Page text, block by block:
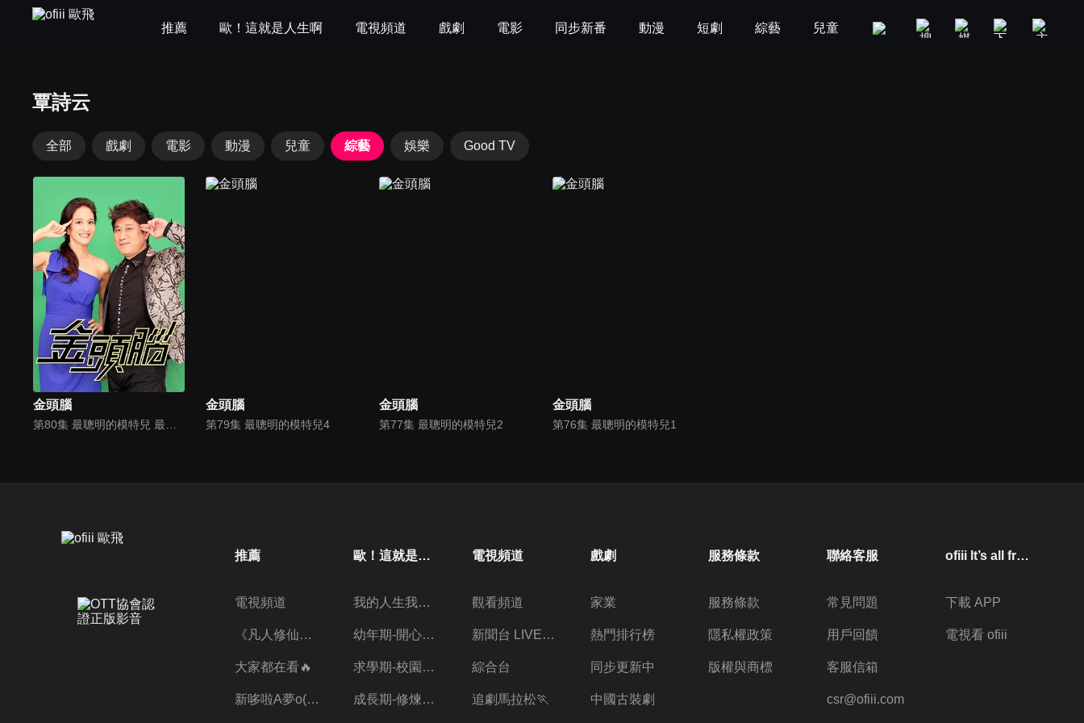
推薦 歐！這就是人生啊 電視頻道 戲劇 電影 同步新番 動漫 短劇 綜藝 兒童 GOOD TV 娛樂 美食旅遊
覃詩云
全部 戲劇 電影 動漫 兒童 綜藝 娛樂 Good TV
金頭腦 金頭腦
第79集 最聰明的模特兒4
金頭腦
第77集 最聰明的模特兒2
金頭腦
第76集 最聰明的模特兒1
推薦
電視頻道
《凡人修仙傳》第五季全新開播✨
大家都在看🔥
新哆啦A夢o((ﾐﾟｴﾟﾐ))o
歐！這就是人生啊
我的人生我做主
幼年期-開心放暑假
求學期-校園三兩事
成長期-修煉愛情的心酸
電視頻道
觀看頻道
新聞台 LIVE 直播
綜合台
追劇馬拉松🏃
戲劇
家業
熱門排行榜
同步更新中
中國古裝劇
服務條款
服務條款
隱私權政策
版權與商標
聯絡客服
常見問題
用戶回饋
客服信箱
csr@ofiii.com
ofiii lt’s all free
下載 APP
電視看 ofiii